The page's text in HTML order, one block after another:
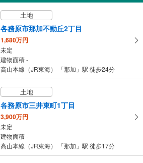
建物面積 106.82m2
高山本線（JR東海） 「那加」駅 徒歩22分
土地
各務原市那加不動丘2丁目
1,680万円
未定
建物面積 -
高山本線（JR東海） 「那加」駅 徒歩24分
土地
各務原市三井東町1丁目
3,900万円
未定
建物面積 -
高山本線（JR東海） 「那加」駅 徒歩17分